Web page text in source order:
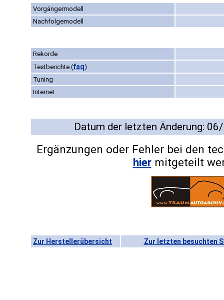
Vorgängermodell
Nachfolgemodell
Rekorde
Testberichte (faq)
Tuning
Internet
Datum der letzten Änderung:
Ergänzungen oder Fehler bei den
hiermitgeteilt
Zur Herstellerübersicht Zur letzten besuchten